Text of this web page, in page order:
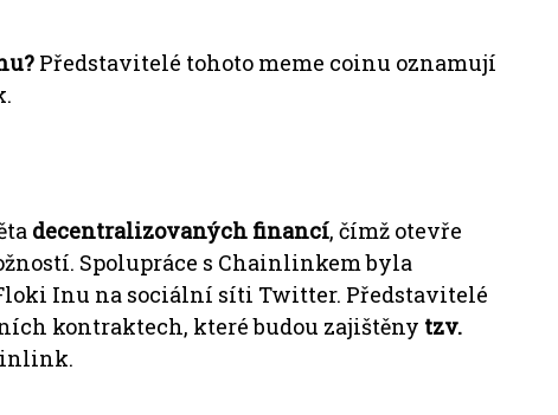
Představitelé tohoto meme coinu oznamují
.
decentralizovaných financí, čímž otevře
Spolupráce s Chainlinkembyla
Inu na sociální síti Twitter. Představitelé
kontraktech, které budou zajištěny tzv.